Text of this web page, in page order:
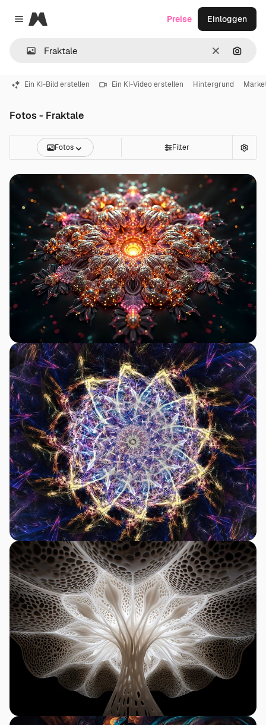
Close menu
Magnific
LöschenNach
Preise Einloggen
Ein KI-Bild erstellen Ein KI-Video erstellen Hintergrund
Fotos - Fraktale
Fotos Filter